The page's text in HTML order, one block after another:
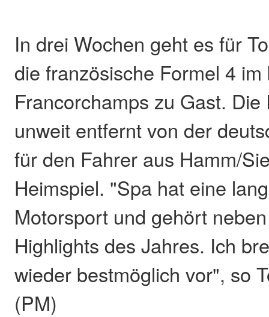
In drei Wochen geht es für
die französische Formel 4
Francorchamps zu Gast. Die
unweit entfernt von der
für den Fahrer aus Hamm/
Heimspiel. "Spa hat eine
Motorsport und gehört
Highlights des Jahres. Ich
wieder bestmöglich vor", so
(PM)